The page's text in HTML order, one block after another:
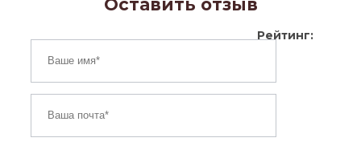
Оставить отзыв
Рейтинг: